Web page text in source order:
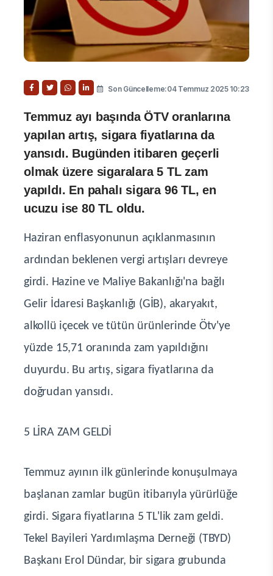
Son Güncelleme:04 Temmuz 2025 10:23
Temmuz ayı başında ÖTV oranlarına
yapılan artış, sigara fiyatlarına da
yansıdı. Bugünden itibaren geçerli
olmak üzere sigaralara 5 TL zam
yapıldı. En pahalı sigara 96 TL, en
ucuzu ise 80 TL oldu.
Haziran enflasyonunun açıklanmasının
ardından beklenen vergi artışları devreye
girdi. Hazine ve Maliye Bakanlığı'na bağlı
Gelir İdaresi Başkanlığı (GİB), akaryakıt,
alkollü içecek ve tütün ürünlerinde Ötv'ye
yüzde 15,71 oranında zam yapıldığını
duyurdu. Bu artış, sigara fiyatlarına da
doğrudan yansıdı.
5 LİRA ZAM GELDİ
Temmuz ayının ilk günlerinde konuşulmaya
başlanan zamlar bugün itibarıyla yürürlüğe
girdi. Sigara fiyatlarına 5 TL'lik zam geldi.
Tekel Bayileri Yardımlaşma Derneği (TBYD)
Başkanı Erol Dündar, bir sigara grubunda